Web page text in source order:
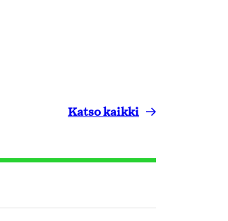
Katso kaikki